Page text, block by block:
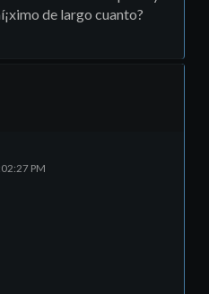
de largo cuanto?
PM